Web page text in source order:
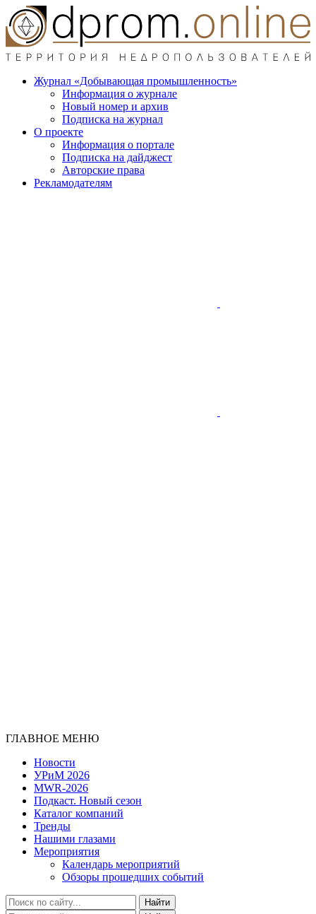
Журнал «Добывающая промышленность»
Информация о журнале
Новый номер и архив
Подписка на журнал
О проекте
Информация о портале
Подписка на дайджест
Авторские права
Рекламодателям
ГЛАВНОЕ МЕНЮ
Новости
УРиМ 2026
MWR-2026
Подкаст. Новый сезон
Каталог компаний
Тренды
Нашими глазами
Мероприятия
Календарь мероприятий
Обзоры прошедших событий